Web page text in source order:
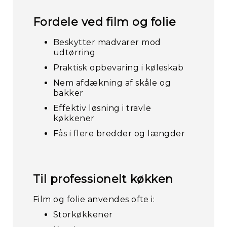
Fordele ved film og folie
Beskytter madvarer mod
udtørring
Praktisk opbevaring i køleskab
Nem afdækning af skåle og
bakker
Effektiv løsning i travle
køkkener
Fås i flere bredder og længder
Til professionelt køkken
Film og folie anvendes ofte i:
Storkøkkener